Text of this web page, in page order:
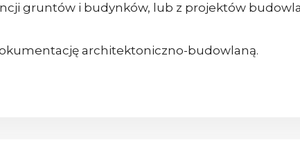
gruntów i budynków, lub z projektów
architektoniczno-budowlaną.